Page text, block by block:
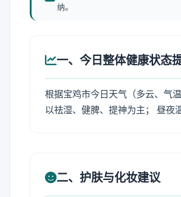
纳。
一、今日整体健康状态
根据宝鸡市今日天气（多云、气
以祛湿、健脾、提神为主； 昼夜
二、护肤与化妆建议